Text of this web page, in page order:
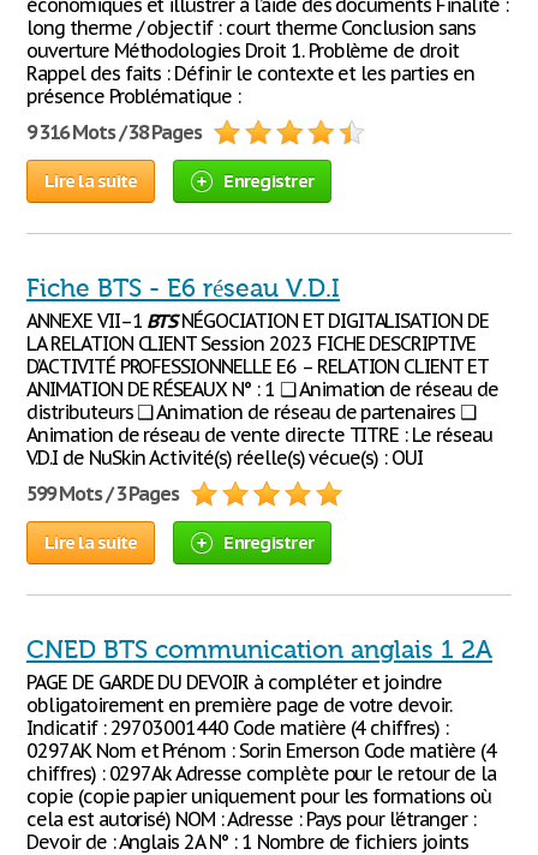
économiques et illustrer à l’aide des documents Finalité :
long therme / objectif : court therme Conclusion sans
ouverture Méthodologies Droit 1. Problème de droit
Rappel des faits : Définir le contexte et les parties en
présence Problématique :
9 316 Mots / 38 Pages
Lire la suite Enregistrer
Fiche BTS - E6 réseau V.D.I
ANNEXE VII–1 BTSNÉGOCIATION ET DIGITALISATION DE
LA RELATION CLIENT Session 2023 FICHE DESCRIPTIVE
D’ACTIVITÉ PROFESSIONNELLE E6 – RELATION CLIENT ET
ANIMATION DE RÉSEAUX N° : 1 ❑ Animation de réseau de
distributeurs ❑ Animation de réseau de partenaires ❑
Animation de réseau de vente directe TITRE : Le réseau
V.D.I de NuSkin Activité(s) réelle(s) vécue(s) : OUI
599 Mots / 3 Pages
Lire la suite Enregistrer
CNED BTS communication anglais 1 2A
PAGE DE GARDE DU DEVOIR à compléter et joindre
obligatoirement en première page de votre devoir.
Indicatif : 29703001440 Code matière (4 chiffres) :
0297AK Nom et Prénom : Sorin Emerson Code matière (4
chiffres) : 0297Ak Adresse complète pour le retour de la
copie (copie papier uniquement pour les formations où
cela est autorisé) NOM : Adresse : Pays pour l’étranger :
Devoir de : Anglais 2A N° : 1 Nombre de fichiers joints